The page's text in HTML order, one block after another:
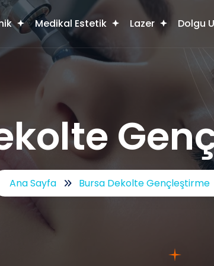
Medikal Estetik Lazer Dolgu
Ana Sayfa Bursa Dekolte Gençleştirme